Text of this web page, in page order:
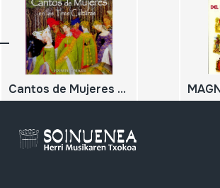
Cantos de Mujeres en las Tres Culturas; Spanish Christians, Jews and Muslims in the Middle Ages